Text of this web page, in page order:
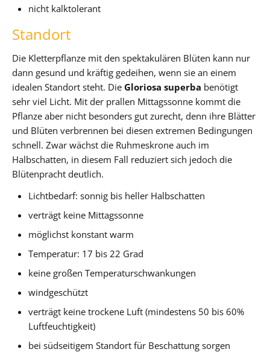
nicht kalktolerant
Standort
Die Kletterpflanze mit den spektakulären Blüten kann nur
dann gesund und kräftig gedeihen, wenn sie an einem
idealen Standort steht. Die Gloriosa superba benötigt
sehr viel Licht. Mit der prallen Mittagssonne kommt die
Pflanze aber nicht besonders gut zurecht, denn ihre Blätter
und Blüten verbrennen bei diesen extremen Bedingungen
schnell. Zwar wächst die Ruhmeskrone auch im
Halbschatten, in diesem Fall reduziert sich jedoch die
Blütenpracht deutlich.
Lichtbedarf: sonnig bis heller Halbschatten
verträgt keine Mittagssonne
möglichst konstant warm
Temperatur: 17 bis 22 Grad
keine großen Temperaturschwankungen
windgeschützt
verträgt keine trockene Luft (mindestens 50 bis 60%
Luftfeuchtigkeit)
bei südseitigem Standort für Beschattung sorgen